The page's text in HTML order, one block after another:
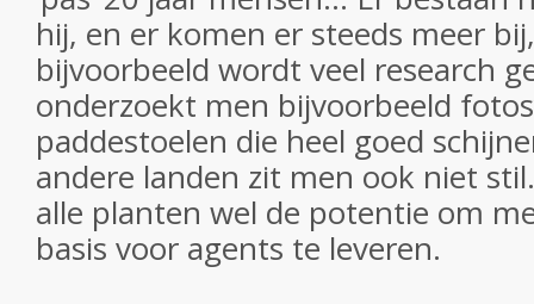
hij, en er komen er steeds meer
bijvoorbeeld wordt veel research
onderzoekt men bijvoorbeeld
paddestoelen die heel goed
andere landen zit men ook niet
alle planten wel de potentie om
basis voor agents te leveren.